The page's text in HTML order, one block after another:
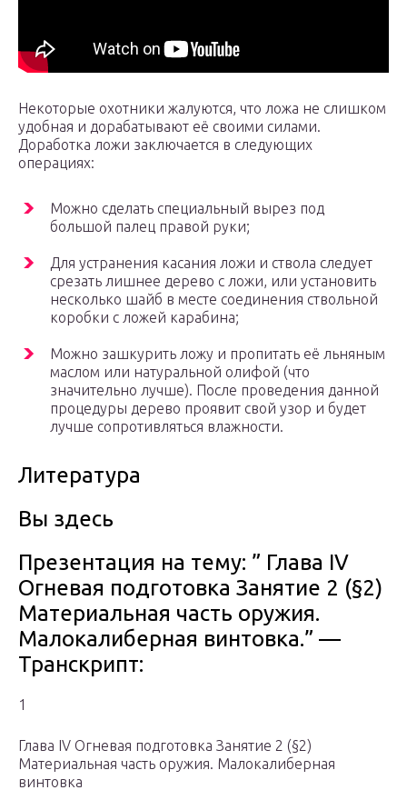
Некоторые охотники жалуются, что ложа не слишком
удобная и дорабатывают её своими силами.
Доработка ложи заключается в следующих
операциях:
Можно сделать специальный вырез под
большой палец правой руки;
Для устранения касания ложи и ствола следует
срезать лишнее дерево с ложи, или установить
несколько шайб в месте соединения ствольной
коробки с ложей карабина;
Можно зашкурить ложу и пропитать её льняным
маслом или натуральной олифой (что
значительно лучше). После проведения данной
процедуры дерево проявит свой узор и будет
лучше сопротивляться влажности.
Литература
Вы здесь
Презентация на тему: ” Глава IV
Огневая подготовка Занятие 2 (§2)
Материальная часть оружия.
Малокалиберная винтовка.” —
Транскрипт:
1
Глава IV Огневая подготовка Занятие 2 (§2)
Материальная часть оружия. Малокалиберная
винтовка